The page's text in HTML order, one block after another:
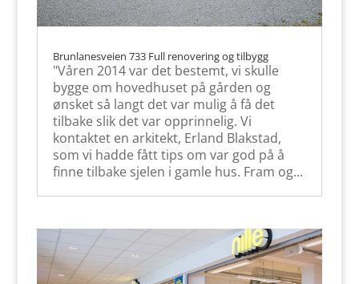
Brunlanesveien 733 Full renovering og tilbygg
"Våren 2014 var det bestemt, vi skulle
bygge om hovedhuset på gården og
ønsket så langt det var mulig å få det
tilbake slik det var opprinnelig. Vi
kontaktet en arkitekt, Erland Blakstad,
som vi hadde fått tips om var god på å
finne tilbake sjelen i gamle hus. Fram og...